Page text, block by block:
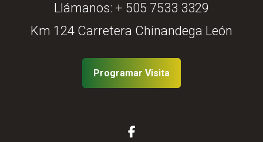
Llámanos: + 505 7533 3329
Km 124 Carretera Chinandega León
Programar Visita